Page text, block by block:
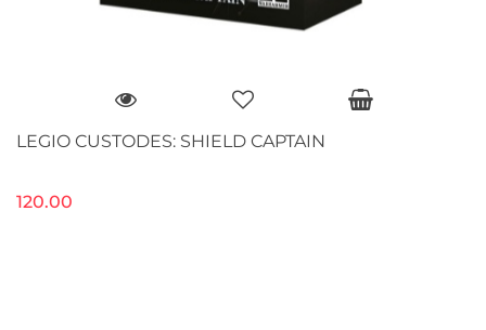
LEGIO CUSTODES: SHIELD CAPTAIN
120.00